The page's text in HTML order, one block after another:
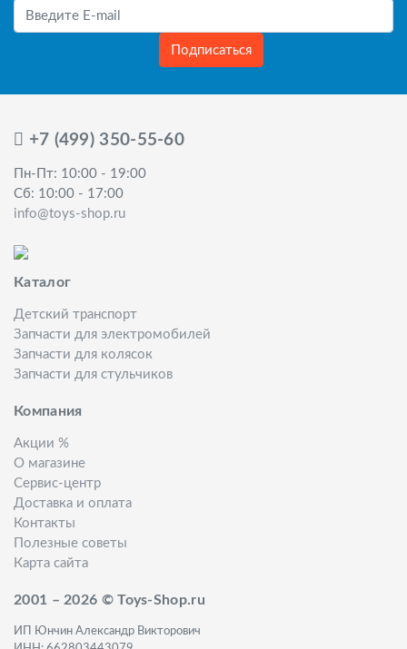
Подписаться
+7 (499) 350-55-60
Пн-Пт: 10:00 - 19:00
Сб: 10:00 - 17:00
info@toys-shop.ru
Каталог
Детский транспорт
Запчасти для электромобилей
Запчасти для колясок
Запчасти для стульчиков
Компания
Акции %
О магазине
Сервис-центр
Доставка и оплата
Контакты
Полезные советы
Карта сайта
2001 – 2026 © Toys-Shop.ru
ИП Юнчин Александр Викторович